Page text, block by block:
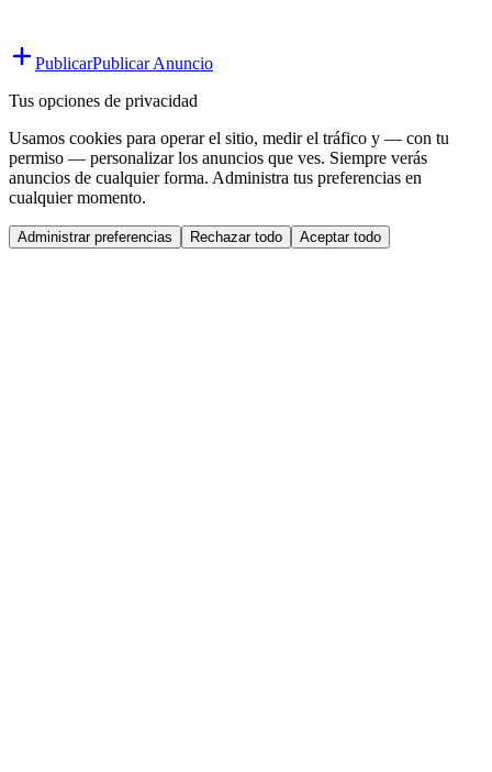
PublicarPublicar Anuncio
Tus opciones de privacidad
Usamos cookies para operar el sitio, medir el tráfico y — con tu
permiso — personalizar los anuncios que ves. Siempre verás
anuncios de cualquier forma. Administra tus preferencias en
cualquier momento.
Administrar preferencias Rechazar todo Aceptar todo